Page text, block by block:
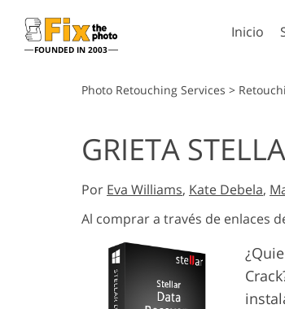
FOUNDED IN 2003
Inicio
Servicios de retoque en la
cabeza
Servicios de Edición de
Fotos de Bodas
Lightroom
Lightroom
de preajustes LR
Ajustes preestablecidos
de mejor oferta
Colección móvil
Ps
Photo Retouching Services >
GRIETA
Por Eva Williams, Kate Debela,
Al comprar a través de enlaces